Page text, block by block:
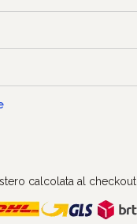
calcolata al checkout